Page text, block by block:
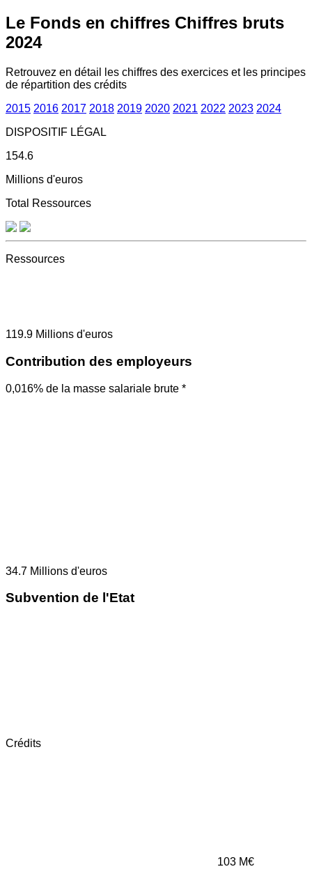
Le Fonds en chiffres Chiffres bruts
2024
Retrouvez en détail les chiffres des exercices et les principes
de répartition des crédits
2015 2016 2017 2018 2019 2020 2021 2022 2023 2024
DISPOSITIF LÉGAL
154.6
Millions d'euros
Total Ressources
Ressources
119.9 Millions d'euros
Contribution des employeurs
0,016% de la masse salariale brute *
34.7 Millions d'euros
Subvention de l'Etat
Crédits
103 M€